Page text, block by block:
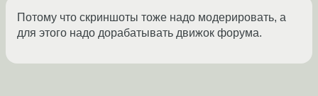
Потому что скриншоты тоже надо модерировать, а
для этого надо дорабатывать движок форума.